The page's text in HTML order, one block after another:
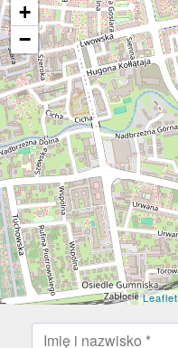
+
−
Leaflet